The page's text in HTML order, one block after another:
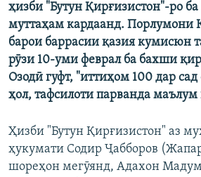
ҳизби "Бутун Қирғизистон"-ро ба
муттаҳам кардаанд. Порлумони
барои баррасии қазия кумисюн
рӯзи 10-уми феврал ба бахши
Озодӣ гуфт, "иттиҳом 100 дар
ҳол, тафсилоти парванда маълум
Ҳизби "Бутун Қирғизистон" аз
ҳукумати Содир Ҷабборов
шореҳон мегӯянд, Адахон